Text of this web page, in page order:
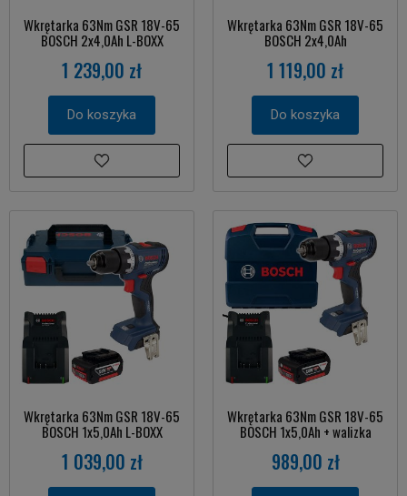
Wkrętarka 63Nm GSR 18V-65
BOSCH 2x4,0Ah L-BOXX
1 239,00 zł
Do koszyka
Wkrętarka 63Nm GSR 18V-65
BOSCH 2x4,0Ah
1 119,00 zł
Do koszyka
Wkrętarka 63Nm GSR 18V-65
BOSCH 1x5,0Ah L-BOXX
1 039,00 zł
Wkrętarka 63Nm GSR 18V-65
BOSCH 1x5,0Ah + walizka
989,00 zł